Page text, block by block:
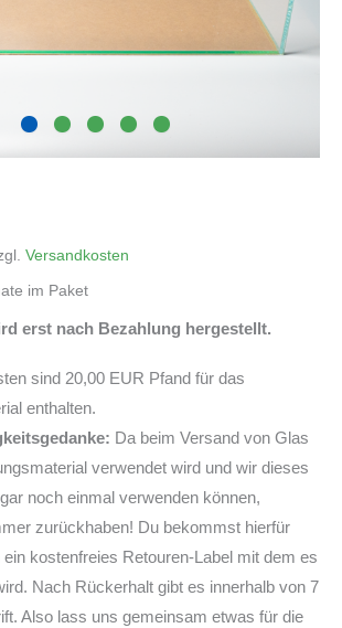
Versandkosten
im Paket
erst nach Bezahlung hergestellt.
sind 20,00 EUR Pfand für das
enthalten.
Da beim Versand von Glas
verwendet wird und wir dieses
noch einmal verwenden können,
zurückhaben! Du bekommst hierfür
kostenfreies Retouren-Label mit dem es
Nach Rückerhalt gibt es innerhalb von 7
Also lass uns gemeinsam etwas für die